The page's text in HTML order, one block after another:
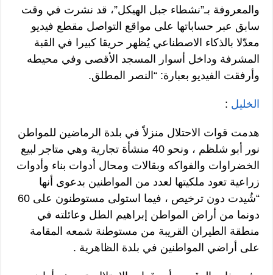
والمعروفة بـ”نشطاء جبل الهيكل”، قد نشرت في وقت
سابق عبر حساباتها على مواقع التواصل مقطع فيديو
معدّلا بالذكاء الاصطناعي يُظهر حريقا كبيرا في القبة
المشرفة وداخل أسوار المسجد الأقصى وفي محيطه
وأرفقت الفيديو بعبارة: “النصر المطلق.
الخليل :
هدمت قوات الاحتلال منزلاً في بلدة الرماضين للمواطن
نور أبو شلظم ، ونحو 40 منشأة تجارية وهي متاجر لبيع
الخضراوات والفواكه وبقالات ومحال أدوات بناء وأدوات
زراعية تعود ملكيتها لعدد من المواطنين بدعوى أنها
“شُيدت دون ترخيص ، فيما استولى مستوطنون على 60
دونما من أراض المواطن إبراهيم الطل وعائلته في
منطقة الطيران القريبة من مستوطنة شمعه المقامة
على أراضي المواطنين في بلدة الظاهرية .